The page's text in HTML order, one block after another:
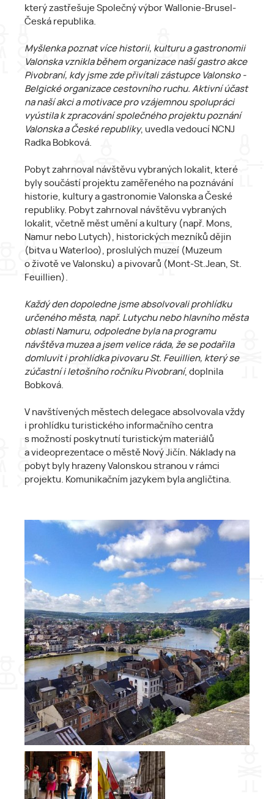
který zastřešuje Společný výbor Wallonie-Brusel-
Česká republika.
Myšlenka poznat více historii, kulturu a gastronomii
Valonska vznikla během organizace naší gastro akce
Pivobraní, kdy jsme zde přivítali zástupce Valonsko -
Belgické organizace cestovního ruchu. Aktivní účast
na naší akci a motivace pro vzájemnou spolupráci
vyústila k zpracování společného projektu poznání
Valonska a České republiky, uvedla vedoucí NCNJ
Radka Bobková.
Pobyt zahrnoval návštěvu vybraných lokalit, které
byly součástí projektu zaměřeného na poznávání
historie, kultury a gastronomie Valonska a České
republiky. Pobyt zahrnoval návštěvu vybraných
lokalit, včetně měst umění a kultury (např. Mons,
Namur nebo Lutych), historických mezníků dějin
(bitva u Waterloo), proslulých muzeí (Muzeum
o životě ve Valonsku) a pivovarů (Mont-St.Jean, St.
Feuillien).
Každý den dopoledne jsme absolvovali prohlídku
určeného města, např. Lutychu nebo hlavního města
oblasti Namuru, odpoledne byla na programu
návštěva muzea a jsem velice ráda, že se podařila
domluvit i prohlídka pivovaru St. Feuillien, který se
zúčastní i letošního ročníku Pivobraní, doplnila
Bobková.
V navštívených městech delegace absolvovala vždy
i prohlídku turistického informačního centra
s možností poskytnutí turistickým materiálů
a videoprezentace o městě Nový Jičín. Náklady na
pobyt byly hrazeny Valonskou stranou v rámci
projektu. Komunikačním jazykem byla angličtina.